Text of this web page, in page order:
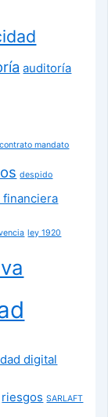
auditoría
contrato mandato
despido
ley 1920
digital
riesgos SARLAFT